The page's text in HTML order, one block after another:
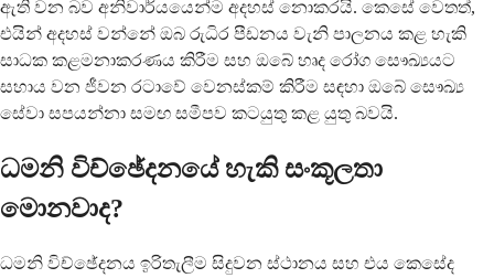
ඇති වන බව අනිවාර්යයෙන්ම අදහස් නොකරයි. කෙසේ වෙතත්,
එයින් අදහස් වන්නේ ඔබ රුධිර පීඩනය වැනි පාලනය කළ හැකි
සාධක කළමනාකරණය කිරීම සහ ඔබේ හෘද රෝග සෞඛ්‍යයට
සහාය වන ජීවන රටාවේ වෙනස්කම් කිරීම සඳහා ඔබේ සෞඛ්‍ය
සේවා සපයන්නා සමඟ සමීපව කටයුතු කළ යුතු බවයි.
ධමනි විච්ඡේදනයේ හැකි සංකූලතා
මොනවාද?
ධමනි විච්ඡේදනය ඉරිතැලීම සිදුවන ස්ථානය සහ එය කෙසේද